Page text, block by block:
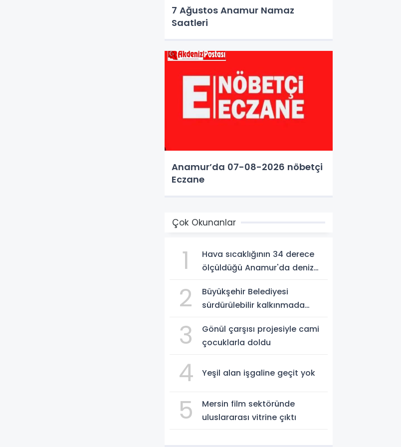
7 Ağustos Anamur Namaz
Saatleri
Anamur’da 07-08-2026 nöbetçi
Eczane
Çok Okunanlar
1
Hava sıcaklığının 34 derece
ölçüldüğü Anamur'da deniz
gördü
2
Büyükşehir Belediyesi
sürdürülebilir kalkınmada
3
Gönül çarşısı projesiyle cami
çocuklarla doldu
4 Yeşil alan işgaline geçit yok
5
Mersin film sektöründe
uluslararası vitrine çıktı